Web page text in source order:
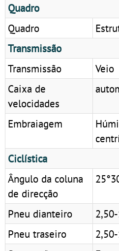
Quadro
Quadro
Transmissão
Transmissão
Veio
Caixa de
velocidades
Embraiagem
Ciclística
Ângulo da coluna
de direcção
Pneu dianteiro
Pneu traseiro